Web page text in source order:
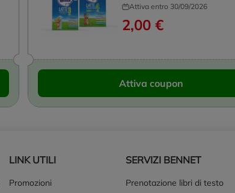
Attiva entro 30/09/2026
2,00 €
Attiva coupon
LINK UTILI
Promozioni
SERVIZI BENNET
Prenotazione libri di testo